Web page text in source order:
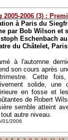
2005-2006 (3) :
à Paris du
par Bob Wilson et
Eschenbach
du Châtelet, Paris
à l'automne
son cours après
Cette
solide, une
en fosse et
de Robert
semble atteint
autre niveau.
01/2006